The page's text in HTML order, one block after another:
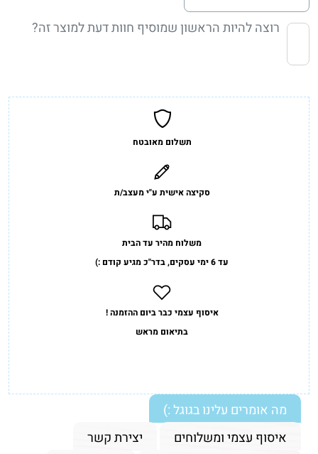
רוצה להיות הראשון שמוסיף חוות דעת למוצר זה?
תשלום מאובטח
סקיצה אישית ע"י מעצב/ת
משלוח מהיר עד הבית
עד 6 ימי עסקים, בדר"כ מגיע קודם :)
איסוף עצמי כבר ביום ההזמנה !
בתיאום מראש
מה אומרים עלינו בגוגל :)
איסוף עצמי ומשלוחים
יצירת קשר